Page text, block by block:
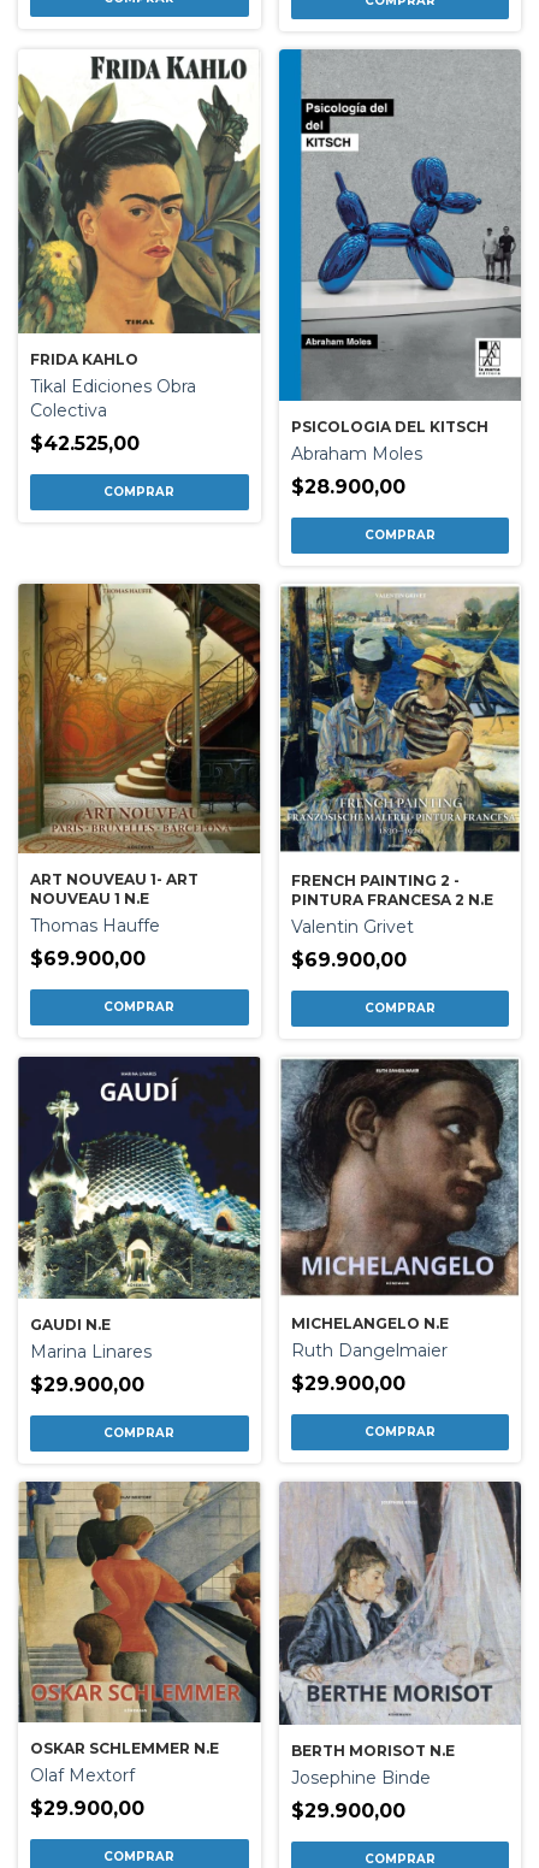
FRIDA KAHLO
Tikal Ediciones Obra
Colectiva
$42.525,00
PSICOLOGIA DEL KITSCH
Abraham Moles
$28.900,00
ART NOUVEAU 1- ART
NOUVEAU 1 N.E
Thomas Hauffe
$69.900,00
FRENCH PAINTING 2 -
PINTURA FRANCESA 2 N.E
Valentin Grivet
$69.900,00
GAUDI N.E
Marina Linares
$29.900,00
MICHELANGELO N.E
Ruth Dangelmaier
$29.900,00
OSKAR SCHLEMMER N.E
Olaf Mextorf
$29.900,00
BERTH MORISOT N.E
Josephine Binde
$29.900,00